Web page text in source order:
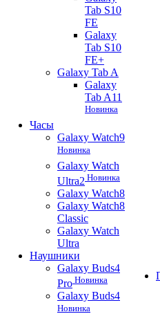
Tab S10
FE
Galaxy
Tab S10
FE+
Galaxy Tab A
Galaxy
Tab A11
Новинка
Часы
Galaxy Watch9
Новинка
Galaxy Watch
Ultra2 Новинка
Galaxy Watch8
Galaxy Watch8
Classic
Galaxy Watch
Ultra
Наушники
Galaxy Buds4
Pro Новинка
Galaxy Buds4
Новинка